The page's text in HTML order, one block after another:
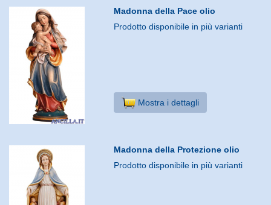
Madonna della Pace olio
Prodotto disponibile in più varianti
Mostra i dettagli
Madonna della Protezione olio
Prodotto disponibile in più varianti